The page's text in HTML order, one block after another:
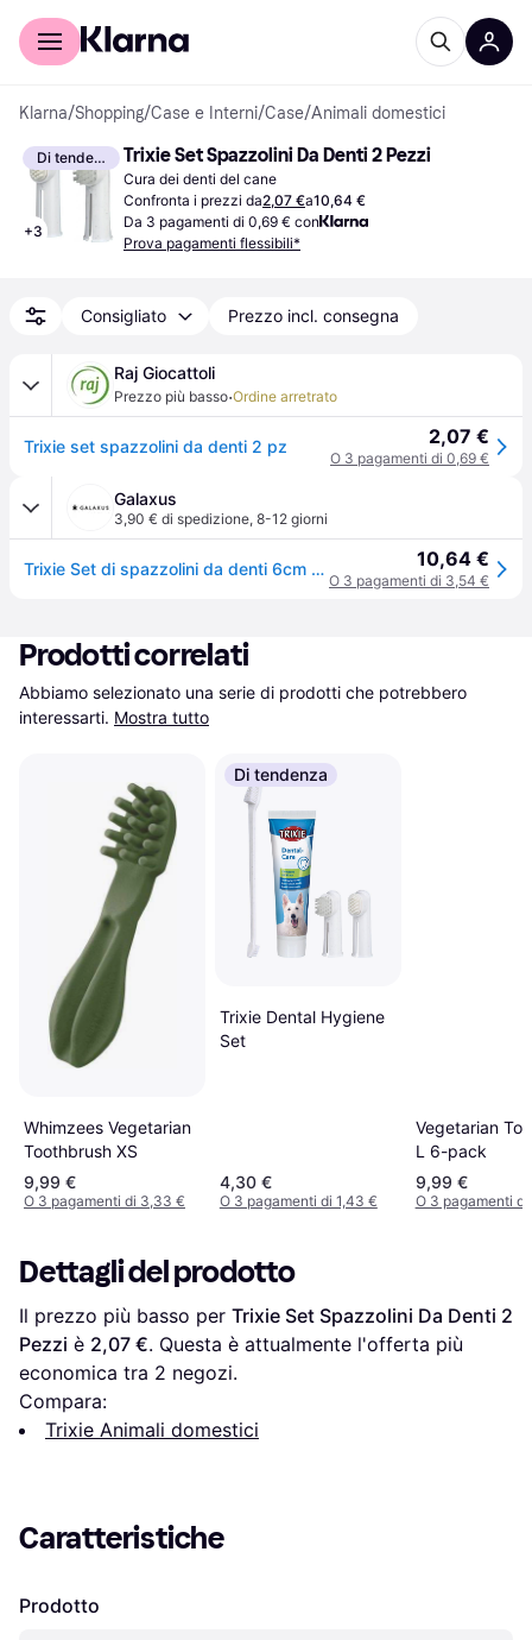
Per il tuo shopping
Klarna/Shopping/Case e Interni/Case/Animali domestici
Di tendenza
+3
Trixie Set Spazzolini Da Denti 2 Pezzi
Cura dei denti del cane
Confronta i prezzi da2,07 €a10,64 €
Da 3 pagamenti di 0,69 € con
Prova pagamenti flessibili*
Consigliato Prezzo incl. consegna
Raj Giocattoli
Prezzo più basso·Ordine arretrato
Trixie set spazzolini da denti 2 pz 2,07 €
O 3 pagamenti di 0,69 €
Galaxus
3,90 € di spedizione, 8-12 giorni
Trixie Set di spazzolini da denti 6cm 2 pezzi (Cane, Gatto), Igiene degli animali 10,64 €
O 3 pagamenti di 3,54 €
Prodotti correlati
Abbiamo selezionato una serie di prodotti che potrebbero
interessarti. Mostra tutto
Whimzees Vegetarian
Toothbrush XS
9,99 €
O 3 pagamenti di 3,33 €
Di tendenza
Trixie Dental Hygiene
Set
4,30 €
O 3 pagamenti di 1,43 €
Vegetarian
L 6-pack
9,99 €
O 3 pagamenti
Dettagli del prodotto
Il prezzo più basso per Trixie Set Spazzolini Da Denti 2
Pezzi è 2,07 €. Questa è attualmente l'offerta più
economica tra 2 negozi.
Compara:
Trixie Animali domestici
Caratteristiche
Prodotto